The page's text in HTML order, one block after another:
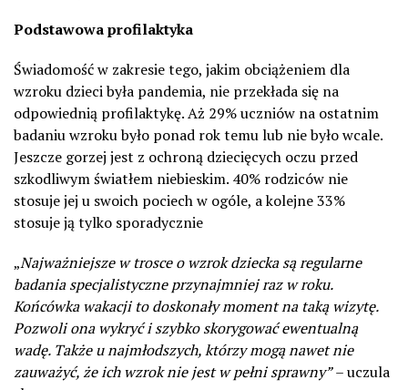
Podstawowa profilaktyka
Świadomość w zakresie tego, jakim obciążeniem dla
wzroku dzieci była pandemia, nie przekłada się na
odpowiednią profilaktykę. Aż 29% uczniów na ostatnim
badaniu wzroku było ponad rok temu lub nie było wcale.
Jeszcze gorzej jest z ochroną dziecięcych oczu przed
szkodliwym światłem niebieskim. 40% rodziców nie
stosuje jej u swoich pociech w ogóle, a kolejne 33%
stosuje ją tylko sporadycznie
„Najważniejsze w trosce o wzrok dziecka są regularne
badania specjalistyczne przynajmniej raz w roku.
Końcówka wakacji to doskonały moment na taką wizytę.
Pozwoli ona wykryć i szybko skorygować ewentualną
wadę. Także u najmłodszych, którzy mogą nawet nie
zauważyć, że ich wzrok nie jest w pełni sprawny”– uczula